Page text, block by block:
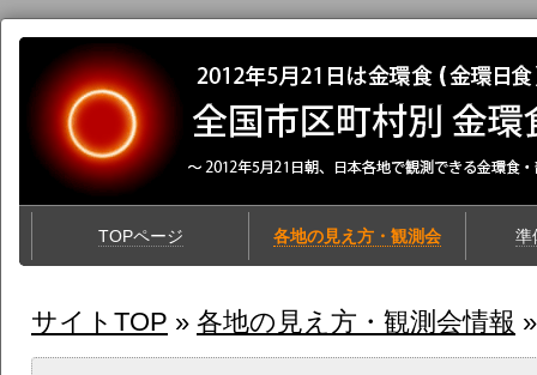
TOPページ 各地の見え方・観測会 準
サイトTOP » 各地の見え方・観測会情報 »